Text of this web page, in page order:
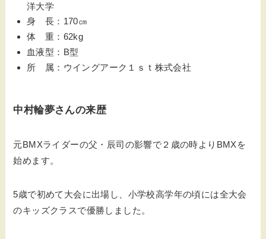
洋大学
身 長：170㎝
体 重：62kg
血液型：B型
所 属：ウイングアーク１ｓｔ株式会社
中村輪夢さんの来歴
元BMXライダーの父・辰司の影響で２歳の時よりBMXを
始めます。
5歳で初めて大会に出場し、小学校高学年の頃には全大会
のキッズクラスで優勝しました。